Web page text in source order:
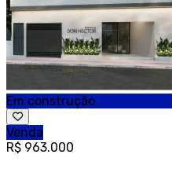
Em construção
Venda
R$ 963.000